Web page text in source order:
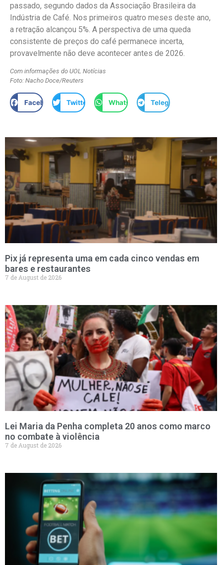
passado, segundo dados da Associação Brasileira da
Indústria de Café. Nos primeiros quatro meses deste ano,
a retração alcançou 5%. A perspectiva de uma queda
consistente de preços do café permanece incerta,
provavelmente não deve acontecer antes de 2026.
Com informações do UOL Notícias
Foto: Nacho Doce/Reuters
Facebook Twitter WhatsApp Telegram
Pix já representa uma em cada cinco vendas em
bares e restaurantes
7 de August de 2026
Lei Maria da Penha completa 20 anos como marco
no combate à violência
7 de August de 2026